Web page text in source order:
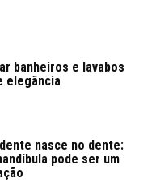
banheiros e lavabos
elegância
nasce no dente:
pode ser um